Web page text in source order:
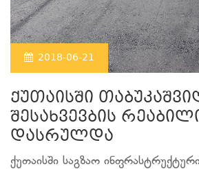
2018-06-21
ქუთაისში
შესახვევბის
დასრულდა
ქუთაისში საგზაო